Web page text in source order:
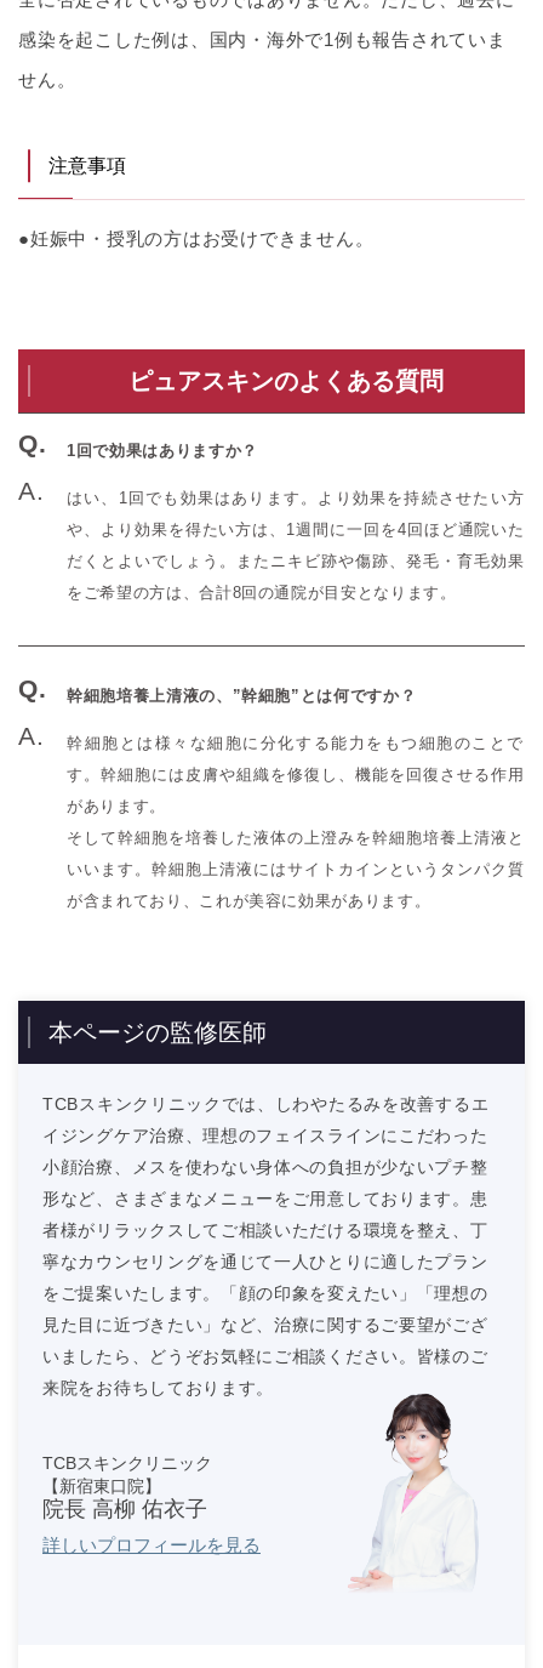
感染を起こした例は、国内・海外で1例も報告されていま
せん。
注意事項
●妊娠中・授乳の方はお受けできません。
ピュアスキンのよくある質問
1回で効果はありますか？
はい、1回でも効果はあります。より効果を持続させたい方
や、より効果を得たい方は、1週間に一回を4回ほど通院いた
だくとよいでしょう。またニキビ跡や傷跡、発毛・育毛効果
をご希望の方は、合計8回の通院が目安となります。
幹細胞培養上清液の、”幹細胞”とは何ですか？
幹細胞とは様々な細胞に分化する能力をもつ細胞のことで
す。幹細胞には皮膚や組織を修復し、機能を回復させる作用
があります。
そして幹細胞を培養した液体の上澄みを幹細胞培養上清液と
いいます。幹細胞上清液にはサイトカインというタンパク質
が含まれており、これが美容に効果があります。
本ページの監修医師
TCBスキンクリニックでは、しわやたるみを改善するエ
イジングケア治療、理想のフェイスラインにこだわった
小顔治療、メスを使わない身体への負担が少ないプチ整
形など、さまざまなメニューをご用意しております。患
者様がリラックスしてご相談いただける環境を整え、丁
寧なカウンセリングを通じて一人ひとりに適したプラン
をご提案いたします。「顔の印象を変えたい」「理想の
見た目に近づきたい」など、治療に関するご要望がござ
いましたら、どうぞお気軽にご相談ください。皆様のご
来院をお待ちしております。
TCBスキンクリニック
【新宿東口院】
院長 高柳 佑衣子
詳しいプロフィールを見る